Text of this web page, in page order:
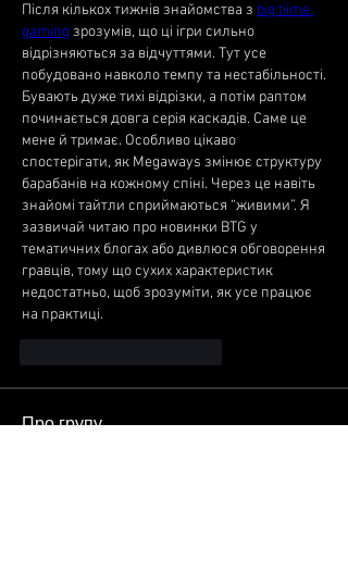
Після кількох тижнів знайомства з big tiime
gaming зрозумів, що ці ігри сильно
відрізняються за відчуттями. Тут усе
побудовано навколо темпу та нестабільності.
Бувають дуже тихі відрізки, а потім раптом
починається довга серія каскадів. Саме це
мене й тримає. Особливо цікаво
спостерігати, як Megaways змінює структуру
барабанів на кожному спіні. Через це навіть
знайомі тайтли сприймаються “живими”. Я
зазвичай читаю про новинки BTG у
тематичних блогах або дивлюся обговорення
гравців, тому що сухих характеристик
недостатньо, щоб зрозуміти, як усе працює
на практиці.
Про групу